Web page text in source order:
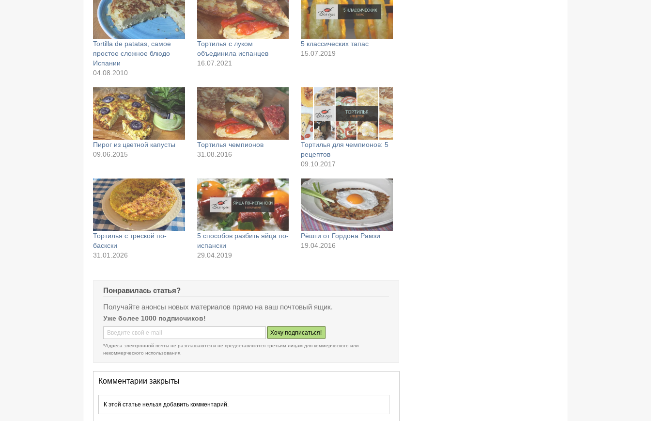
Tortilla de patatas, самое
простое сложное блюдо
Испании
04.08.2010
Тортилья с луком
объединила испанцев
16.07.2021
5 классических тапас
15.07.2019
Пирог из цветной капусты
09.06.2015
Тортилья чемпионов
31.08.2016
Тортилья для чемпионов: 5
рецептов
09.10.2017
Тортилья с треской по-
баскски
31.01.2026
5 способов разбить яйца по-
испански
29.04.2019
Рёшти от Гордона Рамзи
19.04.2016
Понравилась статья?
Получайте анонсы новых материалов прямо на ваш почтовый ящик.
Уже более 1000 подписчиков!
*Адреса электронной почты не разглашаются и не предоставляются третьим лицам для коммерческого или
некоммерческого использования.
Комментарии закрыты
К этой статье нельзя добавить комментарий.